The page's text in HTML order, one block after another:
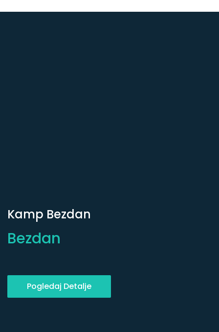
Kamp Bezdan
Bezdan
Pogledaj Detalje